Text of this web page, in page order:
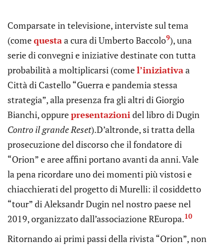
Comparsate in televisione, interviste sul tema
(comequestaa cura di Umberto Baccolo9), una
serie di convegni e iniziative destinate con tutta
probabilità a moltiplicarsi (comel’iniziativaa
Città di Castello “Guerra e pandemia stessa
strategia”, alla presenza fra gli altri di Giorgio
Bianchi, oppurepresentazionidel libro di Dugin
Contro il grande Reset).D’altronde, si tratta della
prosecuzione del discorso che il fondatore di
“Orion” e aree affini portano avanti da anni. Vale
la pena ricordare uno dei momenti più vistosi e
chiacchierati del progetto di Murelli: il cosiddetto
“tour” di Aleksandr Dugin nel nostro paese nel
2019, organizzato dall’associazione REuropa.10
Ritornando ai primi passi della rivista “Orion”, non